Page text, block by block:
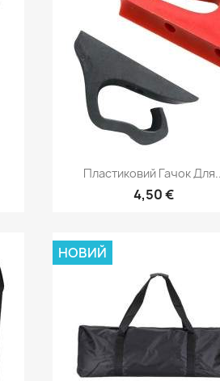
Швидкий перегляд
Пластиковий Гачок
4,50 €
НОВИЙ